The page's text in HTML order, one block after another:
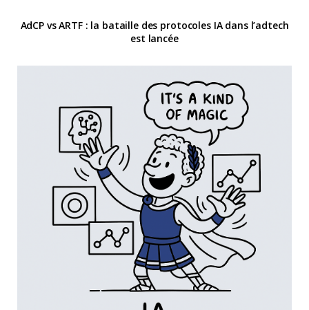
AdCP vs ARTF : la bataille des protocoles IA dans l’adtech
est lancée